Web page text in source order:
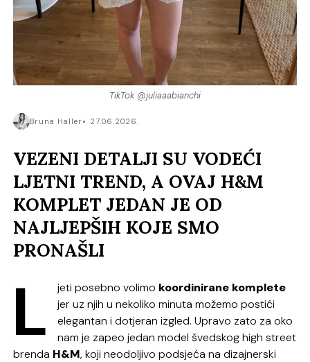
TikTok @juliaaabianchi
Bruna Haller 27.06.2026.
VEZENI DETALJI SU VODEĆI
LJETNI TREND, A OVAJ H&M
KOMPLET JEDAN JE OD
NAJLJEPŠIH KOJE SMO
PRONAŠLI
L jeti posebno volimo koordinirane komplete
jer uz njih u nekoliko minuta možemo postići
elegantan i dotjeran izgled. Upravo zato za oko
nam je zapeo jedan model švedskog high street
brenda H&M, koji neodoljivo podsjeća na dizajnerski